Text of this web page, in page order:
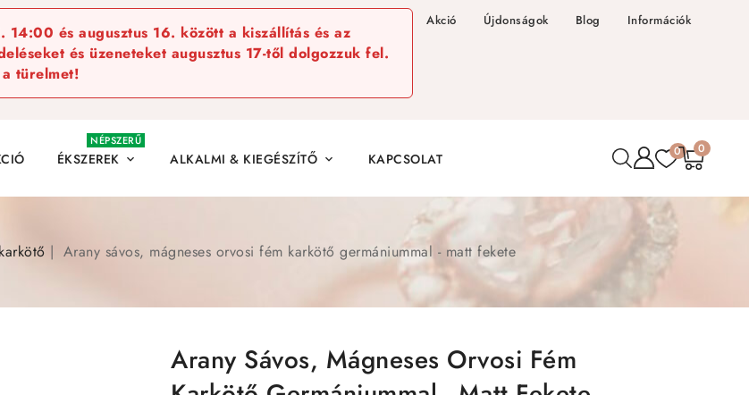
14:00 és augusztus 16. között a kiszállítás és az
és üzeneteket augusztus 17-től dolgozzuk fel.
türelmet!
Akció Újdonságok Blog Információk
ÉKSZEREK 
NÉPSZERŰ
ALKALMI & KIEGÉSZÍTŐ  KAPCSOLAT 0 0
Arany sávos, mágneses orvosi fém karkötő germániummal - matt fekete
Arany Sávos, Mágneses Orvosi Fém